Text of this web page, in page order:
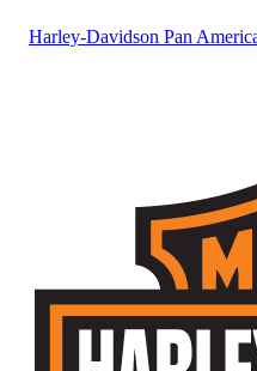
Harley-Davidson Pan